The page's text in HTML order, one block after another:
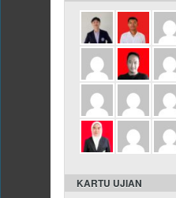
KARTU UJIAN